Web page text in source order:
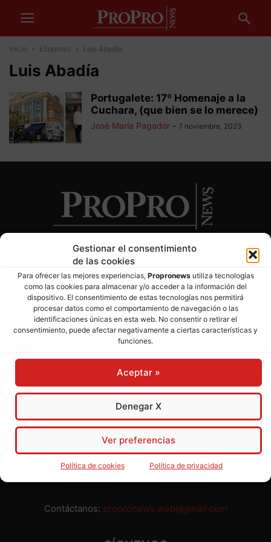
Gestionar el consentimiento
de las cookies
Para ofrecer las mejores experiencias, Propronewsutiliza tecnologías
como las cookies para almacenar y/o acceder a la información del
dispositivo. El consentimiento de estas tecnologías nos permitirá
procesar datos como el comportamiento de navegación o las
identificaciones únicas en esta web. No consentir o retirar el
consentimiento, puede afectar negativamente a ciertas características y
funciones.
Aceptar »
Denegar X
Ver preferencias
Política de cookies Política de privacidad
Inicio Etiquetas Luis Abadía
Luis Abadía
Portugalete: 17º Homenaje a la
Cuchara, (que bien se lo merece)
José María Pagador - 7 noviembre, 2023
SOBRE NOSOTROS
Director: José Mª Pagador- Subdirectora: Rosa Puch
José María Pagador Otero - Wikipedia
Para preservar nuestra independencia,
admite publicidad ni subvenciones o ayudas públicas o
privadas. Ninguno de nuestros directivos, redactores y
colaboradores percibe remuneración alguna. Realizamos
nuestro trabajo por amor al periodismo, a la verdad y a la
libertad y en solidaridad con la ciudadanía.
Usted puede colaborar con nosotros divulgando nuestro
periódico, compartiendo nuestros contenidos, sugiriendo temas
y comunicándonos cualquier injusticia o asunto de interés.
Contáctanos: propronews.web@gmail.com